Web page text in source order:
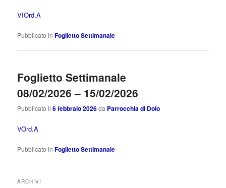
VIOrd.A
Pubblicato in Foglietto Settimanale
Foglietto Settimanale
08/02/2026 – 15/02/2026
Pubblicato il6 febbraio 2026da Parrocchia di Dolo
VOrd.A
Pubblicato in Foglietto Settimanale
ARCHIVI